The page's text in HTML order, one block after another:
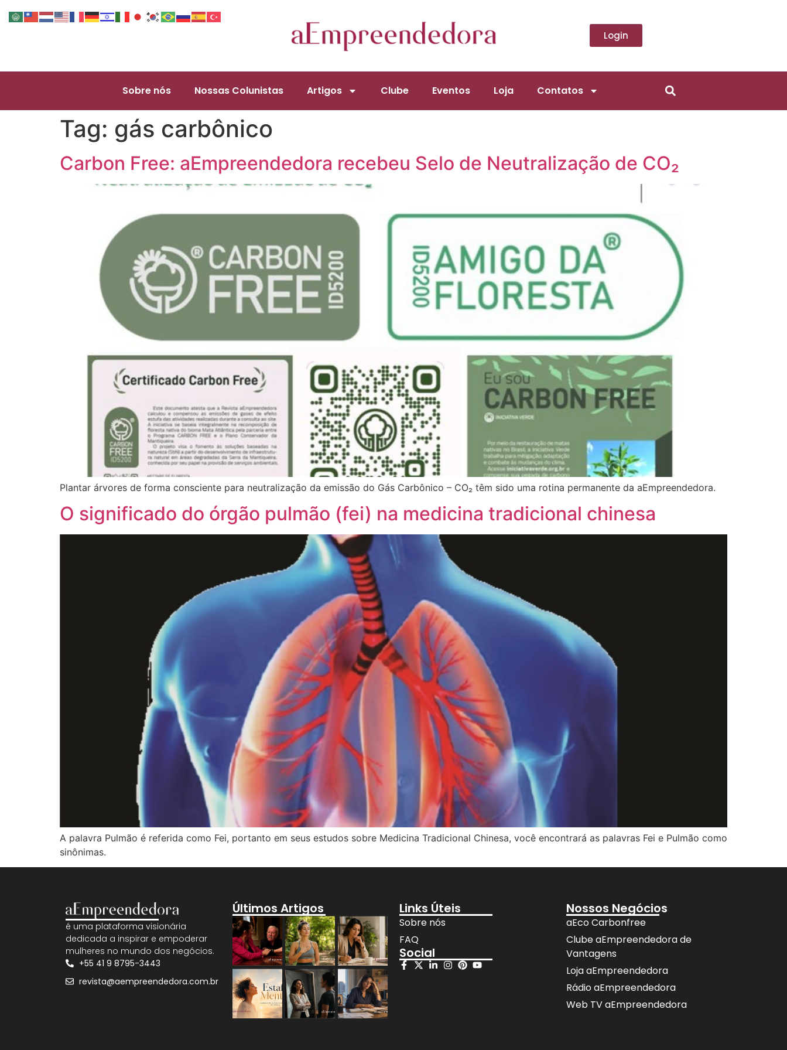
Login
Sobre nós Nossas Colunistas Artigos Clube Eventos Loja Contatos
Tag: gás carbônico
Carbon Free: aEmpreendedora recebeu Selo de Neutralização de CO₂
Plantar árvores de forma consciente para neutralização da emissão do Gás Carbônico – CO₂ têm sido uma rotina permanente da aEmpreendedora.
O significado do órgão pulmão (fei) na medicina tradicional chinesa
A palavra Pulmão é referida como Fei, portanto em seus estudos sobre Medicina Tradicional Chinesa, você encontrará as palavras Fei e Pulmão como
sinônimas.
é uma plataforma visionária
dedicada a inspirar e empoderar
mulheres no mundo dos negócios.
+55 41 9 8795-3443
revista@aempreendedora.com.br
Últimos Artigos Links Úteis
Sobre nós
FAQ
Social
Nossos Negócios
aEco Carbonfree
Clube aEmpreendedora de
Vantagens
Loja aEmpreendedora
Rádio aEmpreendedora
Web TV aEmpreendedora